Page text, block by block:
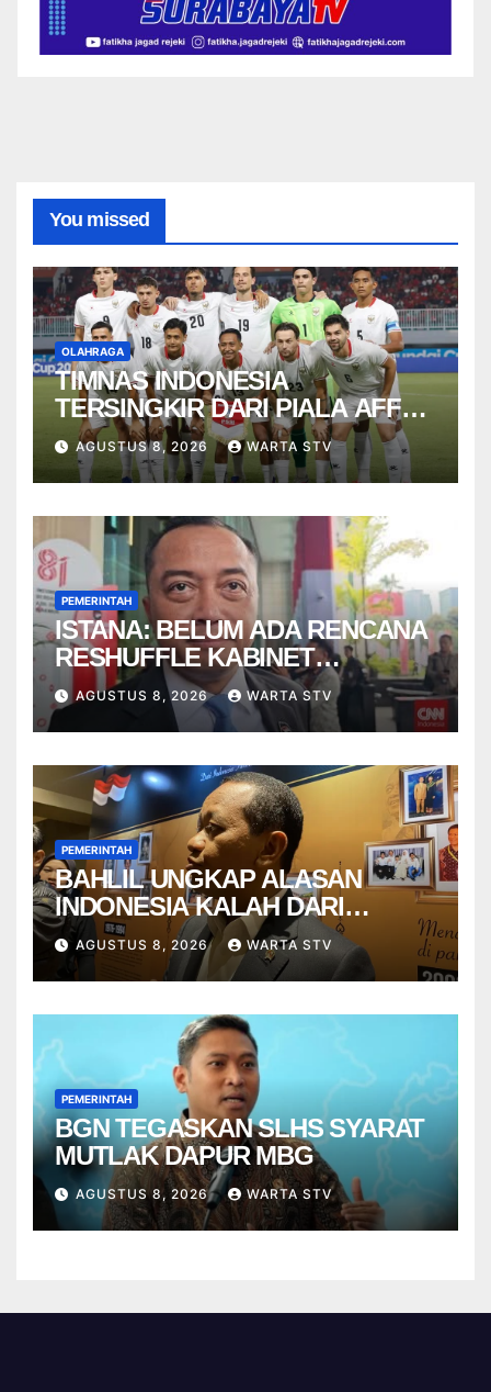
You missed
OLAHRAGA
TIMNAS INDONESIA
TERSINGKIR DARI PIALA AFF
2026
AGUSTUS 8, 2026 WARTA STV
PEMERINTAH
ISTANA: BELUM ADA RENCANA
RESHUFFLE KABINET
AGUSTUS
AGUSTUS 8, 2026 WARTA STV
PEMERINTAH
BAHLIL UNGKAP ALASAN
INDONESIA KALAH DARI
VIETNAM
AGUSTUS 8, 2026 WARTA STV
PEMERINTAH
BGN TEGASKAN SLHS SYARAT
MUTLAK DAPUR MBG
AGUSTUS 8, 2026 WARTA STV